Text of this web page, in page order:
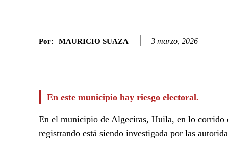
Por: MAURICIO SUAZA 3 marzo, 2026
En este municipio hay riesgo electoral.
En el municipio de Algeciras, Huila, en lo corrido
registrando está siendo investigada por las